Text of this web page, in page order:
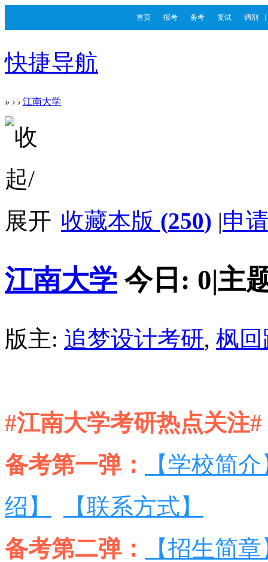
首页 报考 备考 复试 调剂
快捷导航
» › › 江南大学
收藏本版 (250) |申
江南大学 今日: 0|主
版主: 追梦设计考研, 枫
#江南大学考研热点关注#
备考第一弹：
【学校简
绍】
【联系方式】
备考第二弹：
【招生简